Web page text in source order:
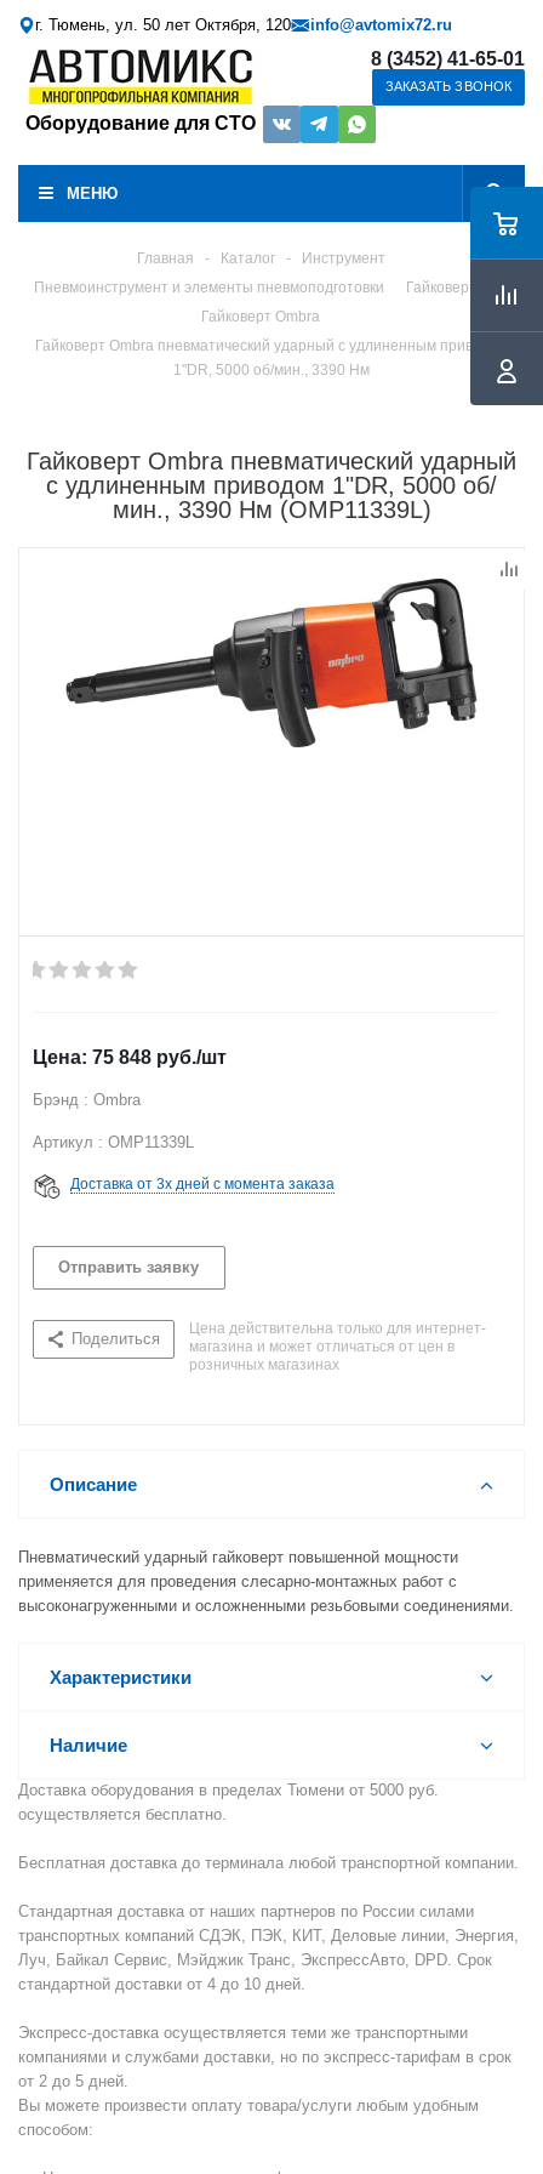
г. Тюмень, ул. 50 лет Октября, 120 info@avtomix72.ru
Оборудование для СТО
8 (3452) 41-65-01
ЗАКАЗАТЬ ЗВОНОК
МЕНЮ
Главная - Каталог -
Инструмент
Пневмоинструмент и элементы пневмоподготовки
Гайковерты
Гайковерт Ombra
Гайковерт Ombra пневматический ударный с удлиненным приводом
1"DR, 5000 об/мин., 3390 Нм
Гайковерт Ombra пневматический ударный
с удлиненным приводом 1"DR, 5000 об/
мин., 3390 Нм (OMP11339L)
75 848 руб./шт
Брэнд : Ombra
Артикул : OMP11339L
Доставка от 3х дней с момента заказа
Отправить заявку
Поделиться
Цена действительна только для интернет-
магазина и может отличаться от цен в
розничных магазинах
Описание
Пневматический ударный гайковерт повышенной мощности
применяется для проведения слесарно-монтажных работ с
высоконагруженными и осложненными резьбовыми соединениями.
Характеристики
Наличие
Доставка оборудования в пределах Тюмени от 5000 руб.
осуществляется бесплатно.
Бесплатная доставка до терминала любой транспортной компании.
Стандартная доставка от наших партнеров по России силами
транспортных компаний СДЭК, ПЭК, КИТ, Деловые линии, Энергия,
Луч, Байкал Сервис, Мэйджик Транс, ЭкспрессАвто, DPD. Срок
стандартной доставки от 4 до 10 дней.
Экспресс-доставка осуществляется теми же транспортными
компаниями и службами доставки, но по экспресс-тарифам в срок
от 2 до 5 дней.
Вы можете произвести оплату товара/услуги любым удобным
способом: